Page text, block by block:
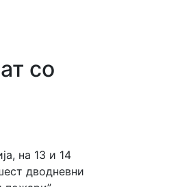
со
на 13 и 14
дводневни